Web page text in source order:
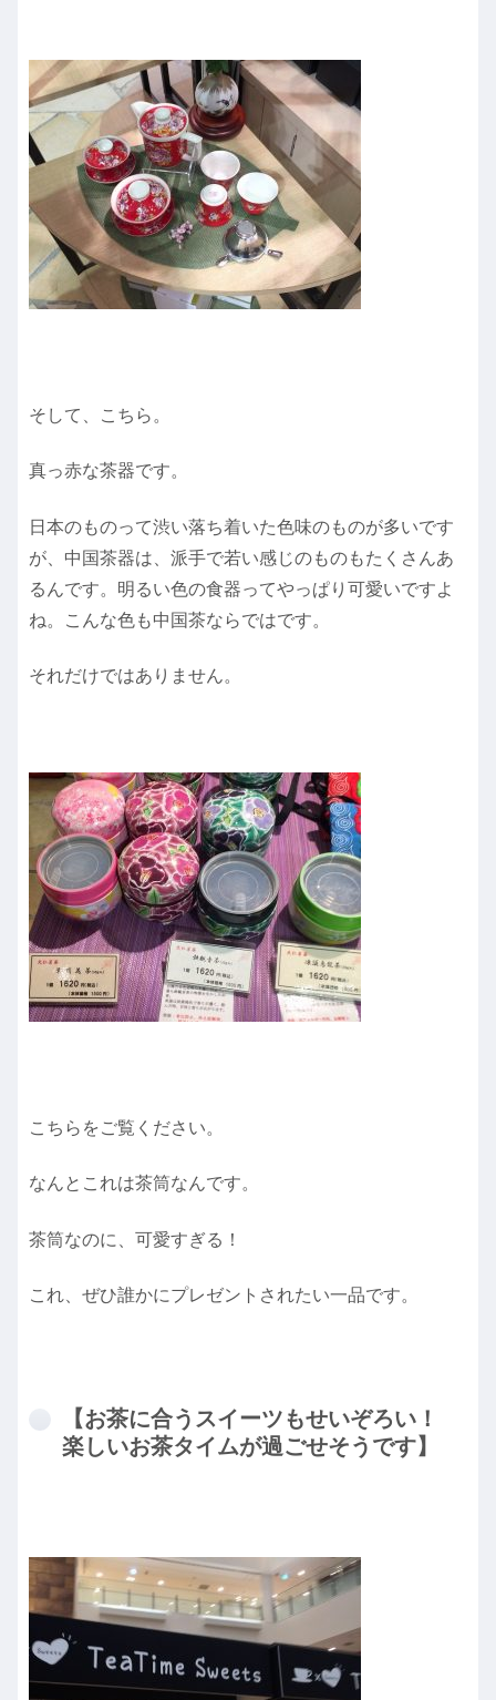
そして、こちら。
真っ赤な茶器です。
日本のものって渋い落ち着いた色味のものが多いです
が、中国茶器は、派手で若い感じのものもたくさんあ
るんです。明るい色の食器ってやっぱり可愛いですよ
ね。こんな色も中国茶ならではです。
それだけではありません。
こちらをご覧ください。
なんとこれは茶筒なんです。
茶筒なのに、可愛すぎる！
これ、ぜひ誰かにプレゼントされたい一品です。
【お茶に合うスイーツもせいぞろい！
楽しいお茶タイムが過ごせそうです】